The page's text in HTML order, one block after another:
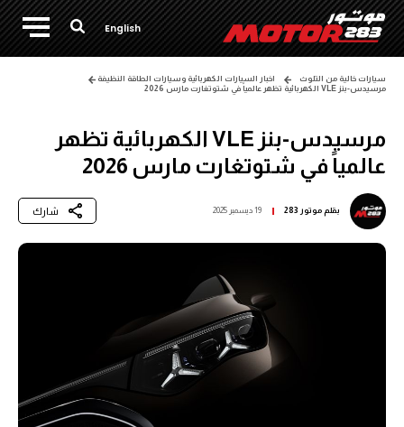
English
سيارات خالية من التلوث
اخبار السيارات الكهربائية وسيارات الطاقة النظيفة
مرسيدس-بنز VLE الكهربائية تظهر عالمياً في شتوتغارت مارس 2026
مرسيدس-بنز VLE الكهربائية تظهر
عالمياً في شتوتغارت مارس 2026
بقلمموتور 283 19 ديسمبر 2025 شارك